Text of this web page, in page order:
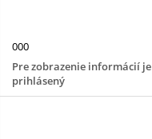
000
Pre zobrazenie informácií
prihlásený